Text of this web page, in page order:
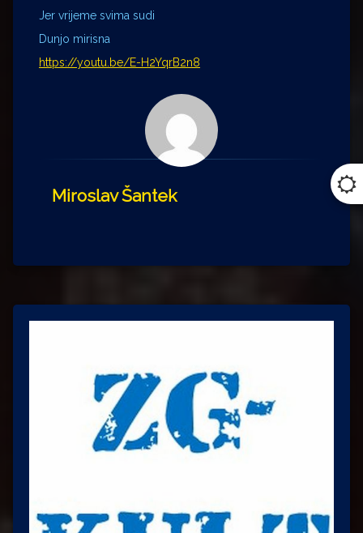
Jer vrijeme svima sudi
Dunjo mirisna
https://youtu.be/E-H2YqrB2n8
Miroslav Šantek